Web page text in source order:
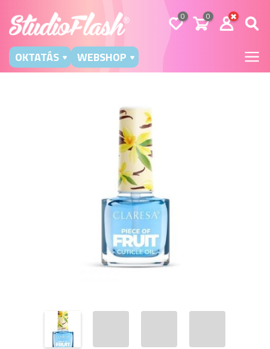
0 0
OKTATÁS WEBSHOP